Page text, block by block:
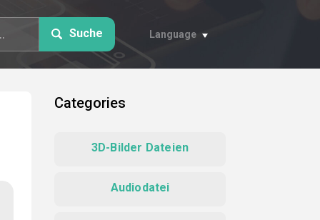
Suche Language
Categories
3D-Bilder Dateien
Audiodatei